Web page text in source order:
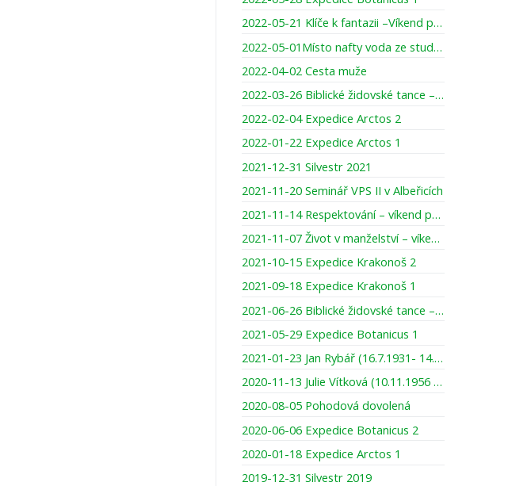
2022-05-21 Klíče k fantazii –Víkend pro maminky a dcery
2022-05-01Místo nafty voda ze studny
2022-04-02 Cesta muže
2022-03-26 Biblické židovské tance – víkend pro ženy
2022-02-04 Expedice Arctos 2
2022-01-22 Expedice Arctos 1
2021-12-31 Silvestr 2021
2021-11-20 Seminář VPS II v Albeřicích
2021-11-14 Respektování – víkend pro ženy
2021-11-07 Život v manželství – víkend pro muže
2021-10-15 Expedice Krakonoš 2
2021-09-18 Expedice Krakonoš 1
2021-06-26 Biblické židovské tance – víkend pro ženy
2021-05-29 Expedice Botanicus 1
2021-01-23 Jan Rybář (16.7.1931- 14.1.2021)
2020-11-13 Julie Vítková (10.11.1956 – 13.11.2020)
2020-08-05 Pohodová dovolená
2020-06-06 Expedice Botanicus 2
2020-01-18 Expedice Arctos 1
2019-12-31 Silvestr 2019